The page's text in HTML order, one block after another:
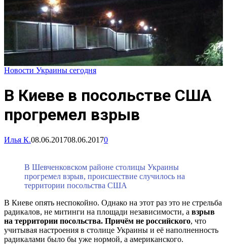
Новости Украины сегодня
В Киеве в посольстве США
прогремел взрыв
Илья К.08.06.201708.06.20170
В Шевченковском районе столицы Украины
прогремел взрыв, происшествие случилось на
территории посольства США
В Киеве опять неспокойно. Однако на этот раз это не стрельба
радикалов, не митинги на площади независимости, а взрыв
на территории посольства. Причём не российского, что
учитывая настроения в столице Украины и её наполненность
радикалами было бы уже нормой, а американского.